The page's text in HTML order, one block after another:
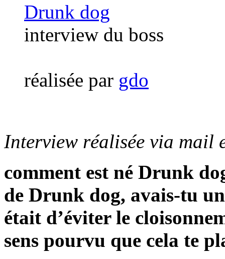
Drunk dog
interview du boss
réalisée par gdo
Interview réalisée via mail
comment est né Drunk
de Drunk dog, avais-tu
était d’éviter le
sens pourvu que cela te